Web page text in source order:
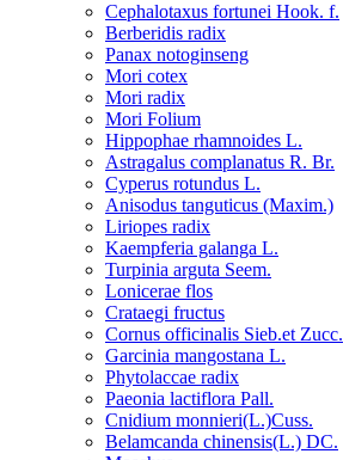
Cephalotaxus fortunei Hook. f.
Berberidis radix
Panax notoginseng
Mori cotex
Mori radix
Mori Folium
Hippophae rhamnoides L.
Astragalus complanatus R. Br.
Cyperus rotundus L.
Anisodus tanguticus (Maxim.)
Liriopes radix
Kaempferia galanga L.
Turpinia arguta Seem.
Lonicerae flos
Crataegi fructus
Cornus officinalis Sieb.et Zucc.
Garcinia mangostana L.
Phytolaccae radix
Paeonia lactiflora Pall.
Cnidium monnieri(L.)Cuss.
Belamcanda chinensis(L.) DC.